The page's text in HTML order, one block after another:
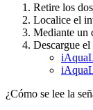
Retire los
Localice el
Mediante un
Descargue
¿Cómo se lee la